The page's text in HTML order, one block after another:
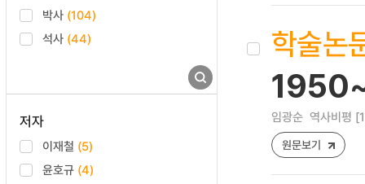
박사 (104)
석사 (44)
저자
이재철 (5)
윤호규 (4)
학술논
임광순 역사비평
원문보기